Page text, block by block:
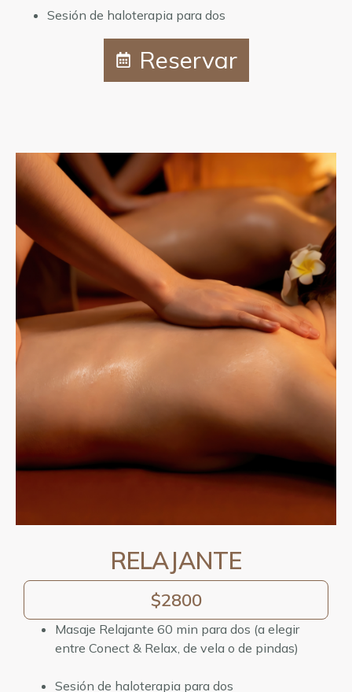
Sesión de haloterapia para dos
Reservar
RELAJANTE
$2800
Masaje Relajante 60 min para dos (a elegir
entre Conect & Relax, de vela o de pindas)
Sesión de haloterapia para dos